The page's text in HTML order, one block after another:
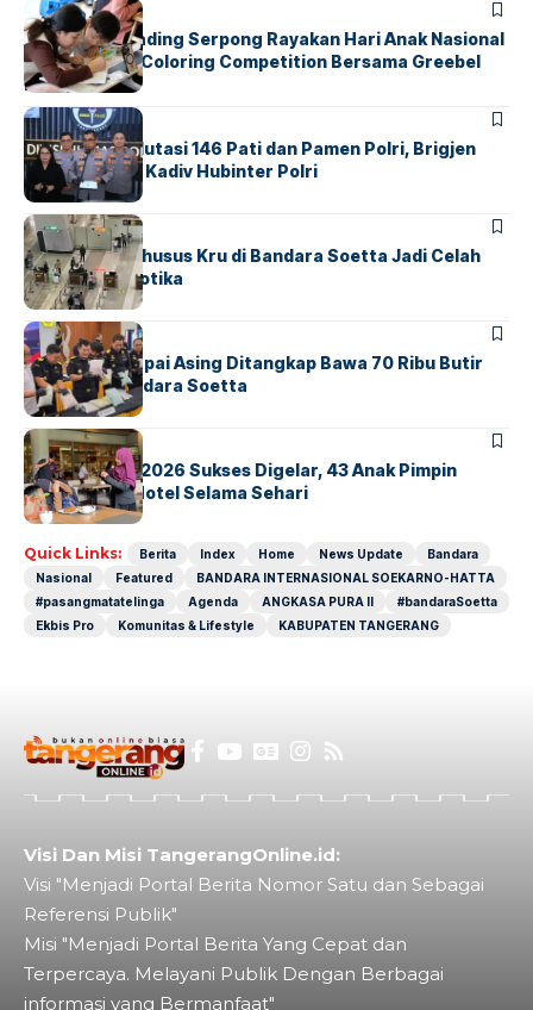
BERITAINDEX
Atria Hotel Gading Serpong Rayakan Hari Anak Nasional
Lewat Family Coloring Competition Bersama Greebel
Indonesia
BERITA
Mabes Polri Mutasi 146 Pati dan Pamen Polri, Brigjen
Untung Jabat Kadiv Hubinter Polri
BANDARABERITA
Ketika Jalur Khusus Kru di Bandara Soetta Jadi Celah
Sindikat Narkotika
BANDARA BERITA
Kopilot Maskapai Asing Ditangkap Bawa 70 Ribu Butir
Ekstasi di Bandara Soetta
BERITAINDEX
GM For A Day 2026 Sukses Digelar, 43 Anak Pimpin
Operasional Hotel Selama Sehari
Quick Links: Berita Index Home News Update
Bandara
Nasional
Featured
BANDARA INTERNASIONAL SOEKARNO-HATTA
#pasangmatatelinga
Agenda ANGKASA PURA II
#bandaraSoetta
Ekbis Pro
Komunitas & Lifestyle KABUPATEN TANGERANG
Visi Dan Misi TangerangOnline.id:
Visi "Menjadi Portal Berita Nomor Satu dan Sebagai
Referensi Publik"
Misi "Menjadi Portal Berita Yang Cepat dan
Terpercaya. Melayani Publik Dengan Berbagai
informasi yang Bermanfaat"